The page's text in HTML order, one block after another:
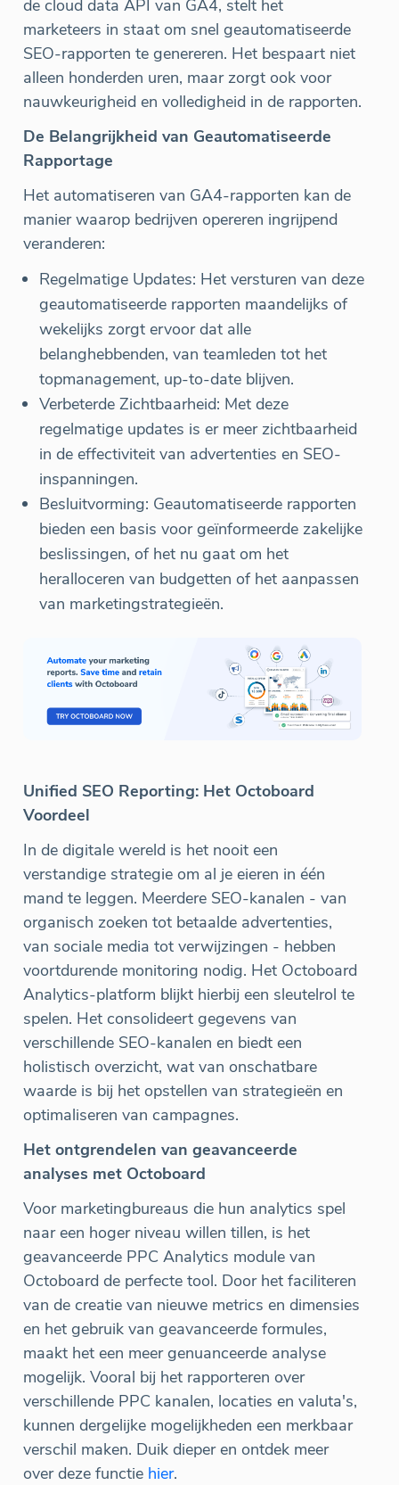
de cloud data API van GA4, stelt het
marketeers in staat om snel geautomatiseerde
SEO-rapporten te genereren. Het bespaart niet
alleen honderden uren, maar zorgt ook voor
nauwkeurigheid en volledigheid in de rapporten.
De Belangrijkheid van Geautomatiseerde
Rapportage
Het automatiseren van GA4-rapporten kan de
manier waarop bedrijven opereren ingrijpend
veranderen:
Regelmatige Updates: Het versturen van deze
geautomatiseerde rapporten maandelijks of
wekelijks zorgt ervoor dat alle
belanghebbenden, van teamleden tot het
topmanagement, up-to-date blijven.
Verbeterde Zichtbaarheid: Met deze
regelmatige updates is er meer zichtbaarheid
in de effectiviteit van advertenties en SEO-
inspanningen.
Besluitvorming: Geautomatiseerde rapporten
bieden een basis voor geïnformeerde zakelijke
beslissingen, of het nu gaat om het
heralloceren van budgetten of het aanpassen
van marketingstrategieën.
Unified SEO Reporting: Het Octoboard
Voordeel
In de digitale wereld is het nooit een
verstandige strategie om al je eieren in één
mand te leggen. Meerdere SEO-kanalen - van
organisch zoeken tot betaalde advertenties,
van sociale media tot verwijzingen - hebben
voortdurende monitoring nodig. Het Octoboard
Analytics-platform blijkt hierbij een sleutelrol te
spelen. Het consolideert gegevens van
verschillende SEO-kanalen en biedt een
holistisch overzicht, wat van onschatbare
waarde is bij het opstellen van strategieën en
optimaliseren van campagnes.
Het ontgrendelen van geavanceerde
analyses met Octoboard
Voor marketingbureaus die hun analytics spel
naar een hoger niveau willen tillen, is het
geavanceerde PPC Analytics module van
Octoboard de perfecte tool. Door het faciliteren
van de creatie van nieuwe metrics en dimensies
en het gebruik van geavanceerde formules,
maakt het een meer genuanceerde analyse
mogelijk. Vooral bij het rapporteren over
verschillende PPC kanalen, locaties en valuta's,
kunnen dergelijke mogelijkheden een merkbaar
verschil maken. Duik dieper en ontdek meer
over deze functie hier.